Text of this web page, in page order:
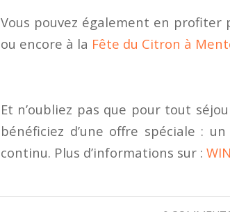
Vous pouvez également en profiter
ou encore à la Fête du Citron à
Et n’oubliez pas que pour tout
bénéficiez d’une offre spéciale :
continu. Plus d’informations sur :